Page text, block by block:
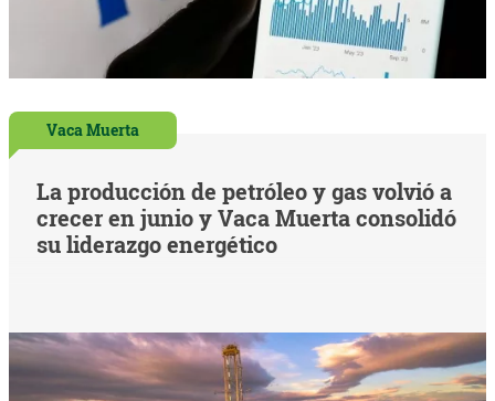
Vaca Muerta
La producción de petróleo y gas volvió a
crecer en junio y Vaca Muerta consolidó
su liderazgo energético